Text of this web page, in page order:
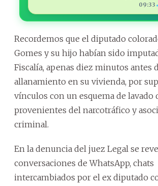
09:33
Recordemos que el diputado
Gomes y su hijo habían sido
Fiscalía, apenas diez minutos antes
allanamiento en su vivienda, por
vínculos con un esquema de lavado
provenientes del narcotráfico y
criminal.
En la denuncia del juez Legal se
conversaciones de WhatsApp, chats
intercambiados por el ex diputado